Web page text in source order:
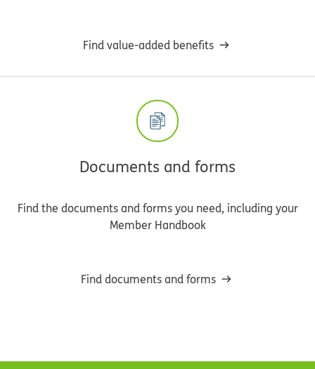
Find value-added benefits
Documents and forms
Find the documents and forms you need, including your
Member Handbook
Find documents and forms